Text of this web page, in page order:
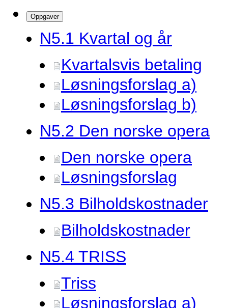
Oppgaver
N5.1 Kvartal og år
Kvartalsvis betaling
Løsningsforslag a)
Løsningsforslag b)
N5.2 Den norske opera
Den norske opera
Løsningsforslag
N5.3 Bilholdskostnader
Bilholdskostnader
N5.4 TRISS
Triss
Løsningsforslag a)